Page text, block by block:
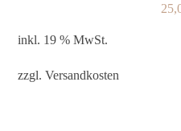
inkl. 19 % MwSt.
zzgl.Versandkosten